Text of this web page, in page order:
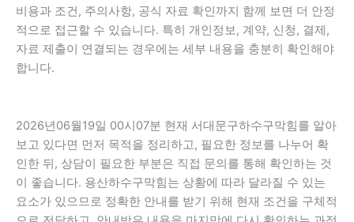
비용과 조건, 주의사항, 공식 자료 확인까지 함께 보면 더 안정
적으로 접근할 수 있습니다. 특히 개인정보, 계약, 신청, 결제,
자료 제출이 연결되는 경우에는 세부 내용을 충분히 확인해야
합니다.
2026년06월19일 00시07분 현재 서대문구하수구막힘를 알아
보고 있다면 먼저 목적을 정리하고, 필요한 정보를 나누어 확
인한 뒤, 상담이 필요한 부분은 직접 문의를 통해 확인하는 것
이 좋습니다. 용산하수구막힘는 상황에 따라 달라질 수 있는
요소가 있으므로 정확한 안내를 받기 위해 현재 조건을 구체적